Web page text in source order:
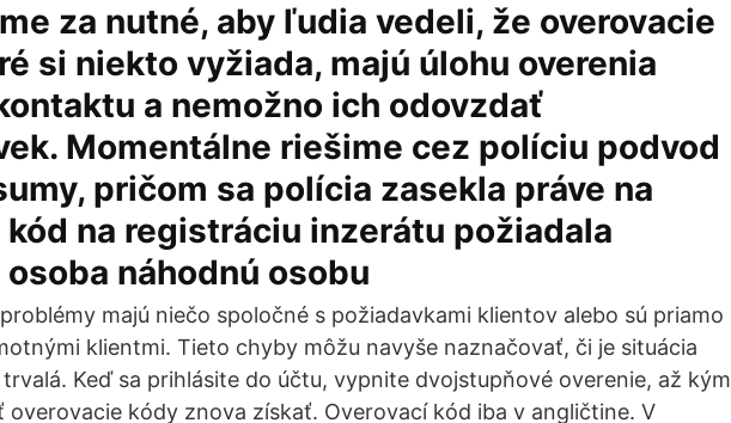
za nutné, aby ľudia vedeli, že overovacie
si niekto vyžiada, majú úlohu overenia
a nemožno ich odovzdať
Momentálne riešime cez políciu podvod
pričom sa polícia zasekla práve na
kód na registráciu inzerátu požiadala
náhodnú osobu
majú niečo spoločné s požiadavkami klientov alebo sú priamo
klientmi. Tieto chyby môžu navyše naznačovať, či je situácia
Keď sa prihlásite do účtu, vypnite dvojstupňové overenie, až kým
overovacie kódy znova získať. Overovací kód iba v angličtine. V